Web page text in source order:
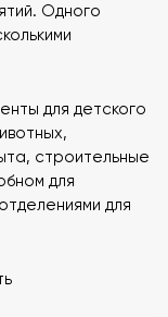
Одного
для детского
строительные
для
для